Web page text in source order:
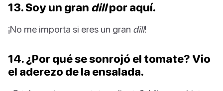
13. Soy un gran dillpor aquí.
¡No me importa si eres un gran dill!
14. ¿Por qué se sonrojó el tomate? Vio
el aderezo de la ensalada.